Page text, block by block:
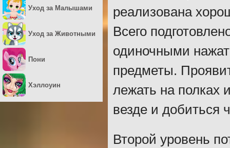
реализована
Всего
одиночными
предметы.
лежать на полках
везде и добиться
Второй уровень
Уход за Малышами
Уход за Животными
Пони
Хэллоуин